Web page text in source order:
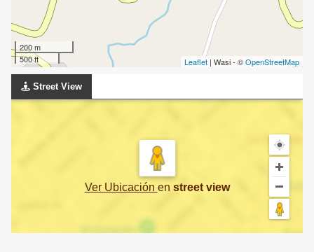
200 m
500 ft
Leaflet | Wasi - ©OpenStreetMap
Street View
Ver Ubicación en street view